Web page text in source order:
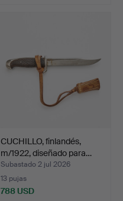
CUCHILLO, finlandés,
m/1922, diseñado para…
Subastado 2 jul 2026
13 pujas
788 USD